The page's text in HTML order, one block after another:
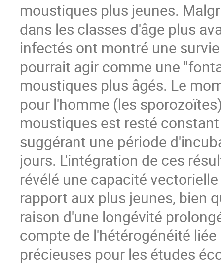
moustiques plus jeunes.
dans les classes d'âge plus
infectés ont montré une
pourrait agir comme une
moustiques plus âgés. Le
pour l'homme (les
moustiques est resté
suggérant une période
jours. L'intégration de ces
révélé une capacité
rapport aux plus jeunes, bien
raison d'une longévité
compte de l'hétérogénéité
précieuses pour les études